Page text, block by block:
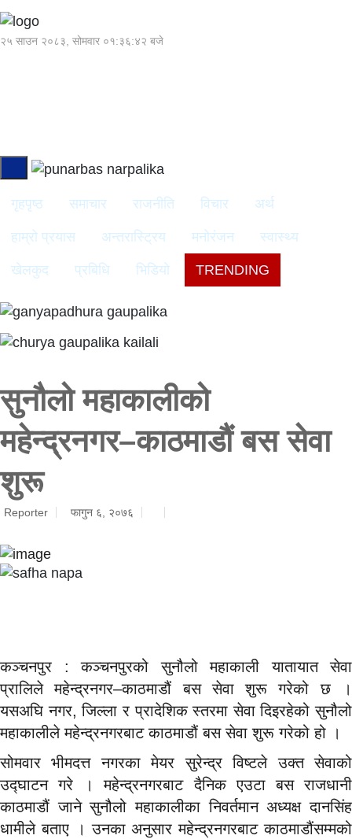
२५ साउन २०८३, सोमवार ०१:३६:४३ बजे
गृहपृष्ठ समाचार राजनीति विचार अर्थ
हाम्रो प्रयास अन्तरास्ट्रिय मनोरंजन स्वास्थ्य
खेलकुद प्रबिधि भिडियो TRENDING
सुनौलो महाकालीको
महेन्द्रनगर–काठमाडौं बस सेवा
शुरू
Reporter फागुन ६, २०७६
कञ्चनपुर : कञ्चनपुरको सुनौलो महाकाली यातायात सेवा
प्रालिले महेन्द्रनगर–काठमाडौं बस सेवा शुरू गरेको छ ।
यसअघि नगर, जिल्ला र प्रादेशिक स्तरमा सेवा दिइरहेको सुनौलो
महाकालीले महेन्द्रनगरबाट काठमाडौं बस सेवा शुरू गरेको हो ।
सोमवार भीमदत्त नगरका मेयर सुरेन्द्र विष्टले उक्त सेवाको
उद्घाटन गरे । महेन्द्रनगरबाट दैनिक एउटा बस राजधानी
काठमाडौं जाने सुनौलो महाकालीका निवर्तमान अध्यक्ष दानसिंह
धामीले बताए । उनका अनुसार महेन्द्रनगरबाट काठमाडौंसम्मको